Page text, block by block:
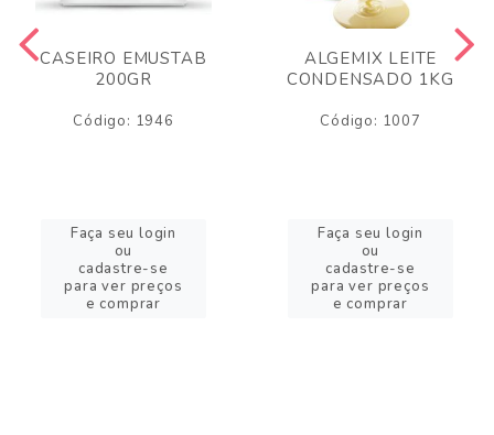
CASEIRO EMUSTAB
200GR
Código: 1946
Faça seu login
ou
cadastre-se
para ver preços
e comprar
ALGEMIX LEITE
CONDENSADO 1KG
Código: 1007
Faça seu login
ou
cadastre-se
para ver preços
e comprar